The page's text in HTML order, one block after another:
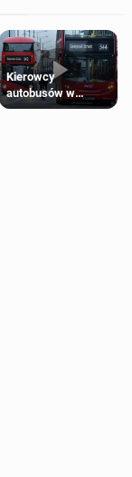
Kierowcy
autobusów w
Londynie